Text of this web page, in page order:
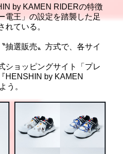
by KAMEN RIDERの特徴
電王」の設定を踏襲した足
れている。
抽選販売〟方式で、各サイ
ショッピングサイト「プレ
HENSHIN by KAMEN
う。